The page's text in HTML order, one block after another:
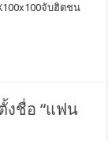
จับฮิตชน
งชื่อ “แฟน